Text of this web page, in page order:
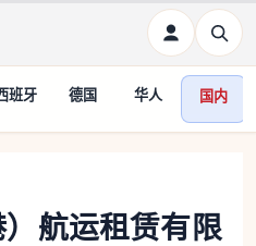
班牙 德国 华人 国内
航运租赁有限